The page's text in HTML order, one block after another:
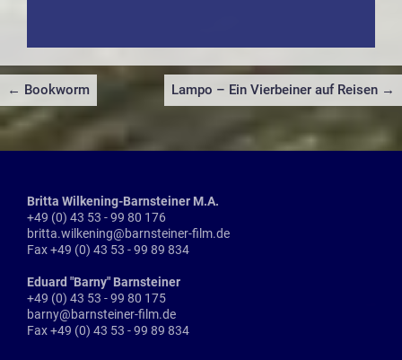
Beitragsnavigation
← Bookworm Lampo – Ein Vierbeiner auf Reisen →
Britta Wilkening-Barnsteiner M.A.
+49 (0) 43 53 - 99 80 176
britta.wilkening@barnsteiner-film.de
Fax +49 (0) 43 53 - 99 89 834
Eduard "Barny" Barnsteiner
+49 (0) 43 53 - 99 80 175
barny@barnsteiner-film.de
Fax +49 (0) 43 53 - 99 89 834